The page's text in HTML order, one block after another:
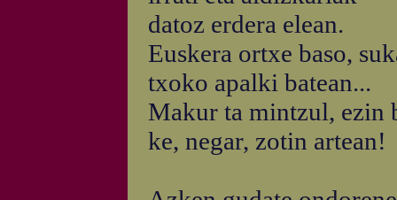
datoz erdera elean.
Euskera ortxe baso,
txoko apalki batean...
Makur ta mintzul, ezin
ke, negar, zotin artean!